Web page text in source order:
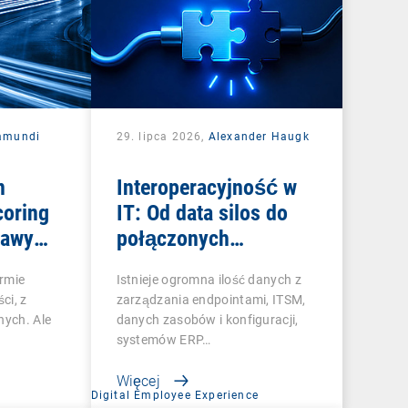
z
Ale
29. lipca 2026, Alexander Haugk
Interoperacyjność w
IT: Od data silos do
połączonych
Istnieje ogromna ilość danych z
zarządzania endpointami, ITSM,
danych zasobów i konfiguracji,
systemów ERP…
Więcej
Digital Employee Experience